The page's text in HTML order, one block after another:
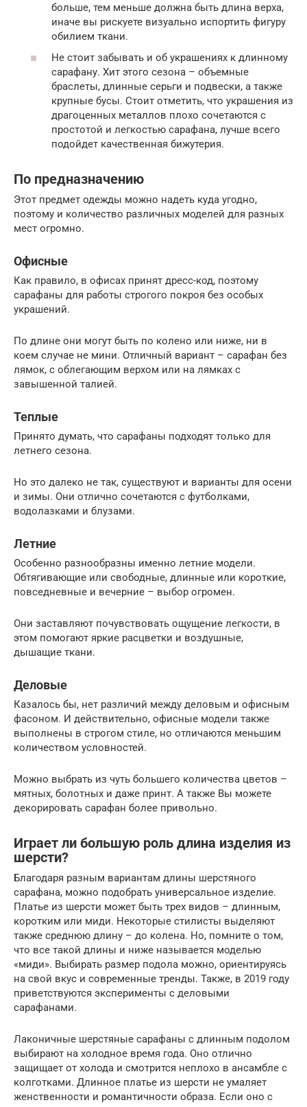
больше, тем меньше должна быть длина верха,
иначе вы рискуете визуально испортить фигуру
обилием ткани.
Не стоит забывать и об украшениях к длинному
сарафану. Хит этого сезона – объемные
браслеты, длинные серьги и подвески, а также
крупные бусы. Стоит отметить, что украшения из
драгоценных металлов плохо сочетаются с
простотой и легкостью сарафана, лучше всего
подойдет качественная бижутерия.
По предназначению
Этот предмет одежды можно надеть куда угодно,
поэтому и количество различных моделей для разных
мест огромно.
Офисные
Как правило, в офисах принят дресс-код, поэтому
сарафаны для работы строгого покроя без особых
украшений.
По длине они могут быть по колено или ниже, ни в
коем случае не мини. Отличный вариант – сарафан без
лямок, с облегающим верхом или на лямках с
завышенной талией.
Теплые
Принято думать, что сарафаны подходят только для
летнего сезона.
Но это далеко не так, существуют и варианты для осени
и зимы. Они отлично сочетаются с футболками,
водолазками и блузами.
Летние
Особенно разнообразны именно летние модели.
Обтягивающие или свободные, длинные или короткие,
повседневные и вечерние – выбор огромен.
Они заставляют почувствовать ощущение легкости, в
этом помогают яркие расцветки и воздушные,
дышащие ткани.
Деловые
Казалось бы, нет различий между деловым и офисным
фасоном. И действительно, офисные модели также
выполнены в строгом стиле, но отличаются меньшим
количеством условностей.
Можно выбрать из чуть большего количества цветов –
мятных, болотных и даже принт. А также Вы можете
декорировать сарафан более привольно.
Играет ли большую роль длина изделия из
шерсти?
Благодаря разным вариантам длины шерстяного
сарафана, можно подобрать универсальное изделие.
Платье из шерсти может быть трех видов – длинным,
коротким или миди. Некоторые стилисты выделяют
также среднюю длину – до колена. Но, помните о том,
что все такой длины и ниже называется моделью
«миди». Выбирать размер подола можно, ориентируясь
на свой вкус и современные тренды. Также, в 2019 году
приветствуются эксперименты с деловыми
сарафанами.
Лаконичные шерстяные сарафаны с длинным подолом
выбирают на холодное время года. Оно отлично
защищает от холода и смотрится неплохо в ансамбле с
колготками. Длинное платье из шерсти не умаляет
женственности и романтичности образа. Если оно с